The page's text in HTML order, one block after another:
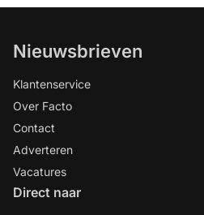
Nieuwsbrieven
Klantenservice
Over Facto
Contact
Adverteren
Vacatures
Direct naar